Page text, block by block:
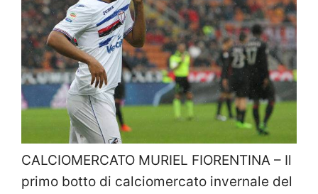
CALCIOMERCATO MURIEL FIORENTINA – Il
primo botto di calciomercato invernale del